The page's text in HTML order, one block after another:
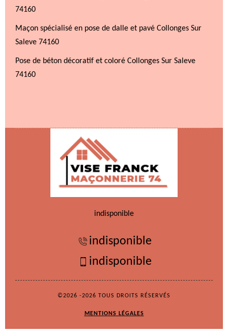
74160
Maçon spécialisé en pose de dalle et pavé Collonges Sur
Saleve 74160
Pose de béton décoratif et coloré Collonges Sur Saleve
74160
indisponible
indisponible
indisponible
©2026 -2026 TOUS DROITS RÉSERVÉS
MENTIONS LÉGALES